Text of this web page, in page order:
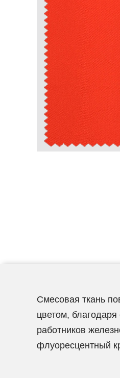
Смесовая ткань
цветом,
работников
флуоресцентный